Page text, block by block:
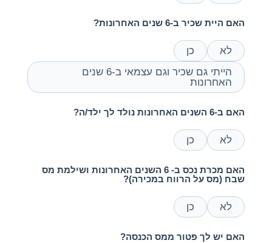
האם היית שכיר ב-6 שנים האחרונות?
לא
כן
הייתי גם שכיר וגם עצמאי ב-6 שנים
האחרונות
האם ב-6 השנים האחרונות נולד לך ילד/ה?
לא כן
האם מכרת נכס ב- 6 השנים האחרונות ושילמת מס
שבח (מס על הרווח במכירה)?
לא כן
האם יש לך פטור ממס הכנסה?